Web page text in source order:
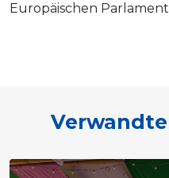
Europäischen